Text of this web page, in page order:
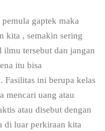
gaptek maka
kita , semakin sering
ilmu tersebut dan jangan
itu bisa
Fasilitas ini berupa kelas
mencari uang atau
atau disebut dengan
di luar perkiraan kita